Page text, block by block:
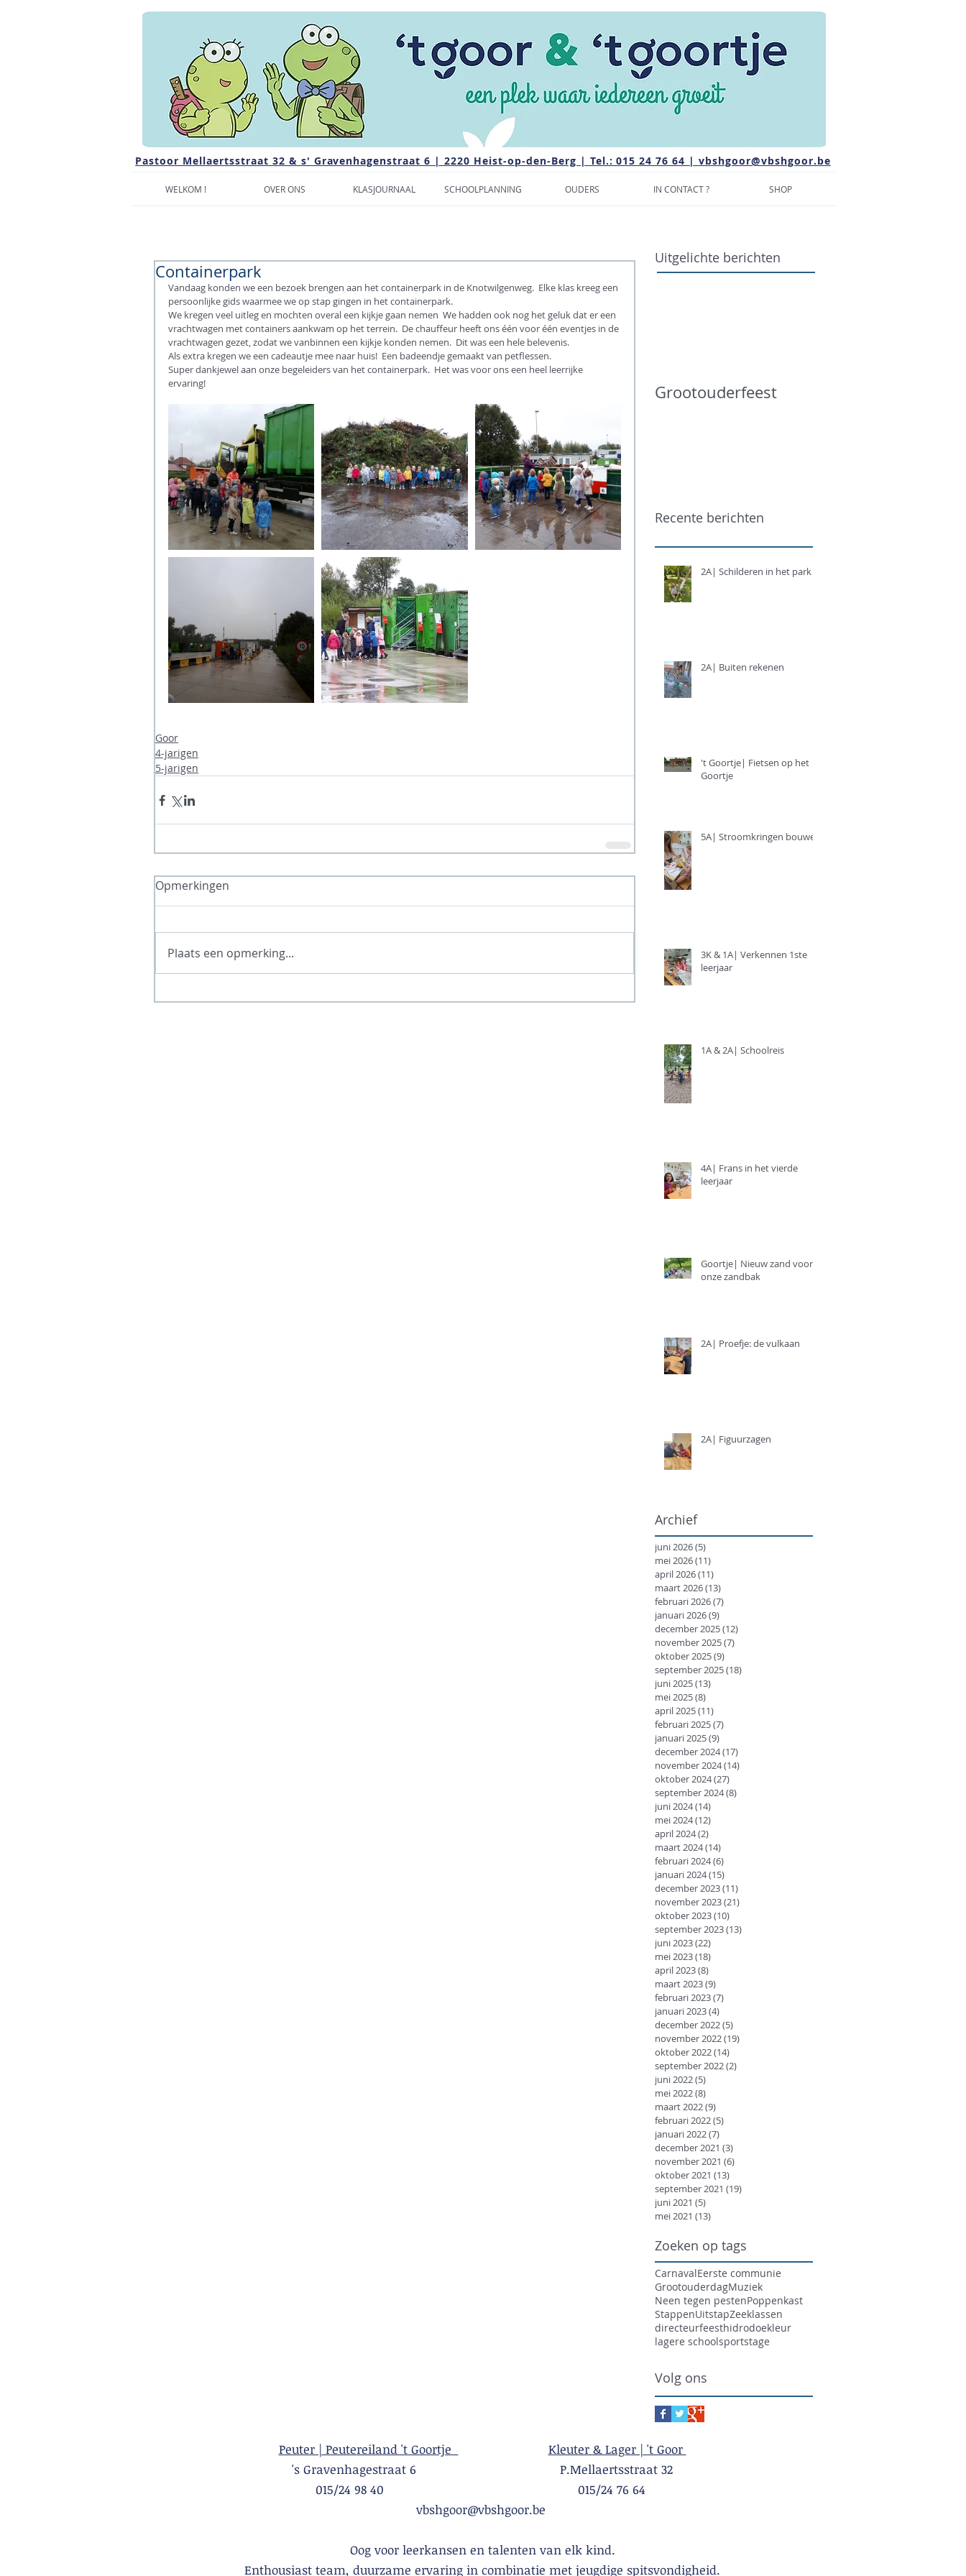
Pastoor Mellaertsstraat 32 & s' Gravenhagenstraat 6 | 2220 Heist-op-den-Berg | Tel.: 015 24 76 64 |vbshgoor@vbshgoor.be
WELKOM ! OVER ONS KLASJOURNAAL SCHOOLPLANNING OUDERS IN CONTACT ? SHOP
Containerpark
Vandaag konden we een bezoek brengen aan het containerpark in de Knotwilgenweg.  Elke klas kreeg een
persoonlijke gids waarmee we op stap gingen in het containerpark.
We kregen veel uitleg en mochten overal een kijkje gaan nemen  We hadden ook nog het geluk dat er een
vrachtwagen met containers aankwam op het terrein.  De chauffeur heeft ons één voor één eventjes in de
vrachtwagen gezet, zodat we vanbinnen een kijkje konden nemen.  Dit was een hele belevenis.
Als extra kregen we een cadeautje mee naar huis!  Een badeendje gemaakt van petflessen.
Super dankjewel aan onze begeleiders van het containerpark.  Het was voor ons een heel leerrijke
ervaring!
Goor
4-jarigen
5-jarigen
Opmerkingen
Plaats een opmerking...
Uitgelichte berichten
Grootouderfeest
Recente berichten
2A| Schilderen in het park
2A| Buiten rekenen
't Goortje| Fietsen op het
Goortje
5A| Stroomkringen bouwen
3K & 1A| Verkennen 1ste
leerjaar
1A & 2A| Schoolreis
4A| Frans in het vierde
leerjaar
Goortje| Nieuw zand voor
onze zandbak
2A| Proefje: de vulkaan
2A| Figuurzagen
Archief
juni 2026(5)
mei 2026(11)
april 2026(11)
maart 2026(13)
februari 2026(7)
januari 2026(9)
december 2025(12)
november 2025(7)
oktober 2025(9)
september 2025(18)
juni 2025(13)
mei 2025(8)
april 2025(11)
februari 2025(7)
januari 2025(9)
december 2024(17)
november 2024(14)
oktober 2024(27)
september 2024(8)
juni 2024(14)
mei 2024(12)
april 2024(2)
maart 2024(14)
februari 2024(6)
januari 2024(15)
december 2023(11)
november 2023(21)
oktober 2023(10)
september 2023(13)
juni 2023(22)
mei 2023(18)
april 2023(8)
maart 2023(9)
februari 2023(7)
januari 2023(4)
december 2022(5)
november 2022(19)
oktober 2022(14)
september 2022(2)
juni 2022(5)
mei 2022(8)
maart 2022(9)
februari 2022(5)
januari 2022(7)
december 2021 (3)
november 2021 (6)
oktober 2021 (13)
september 2021 (19)
juni 2021 (5)
mei 2021 (13)
Zoeken op tags
CarnavalEerste communie
GrootouderdagMuziek
Neen tegen pestenPoppenkast
StappenUitstapZeeklassen
directeurfeesthidrodoekleur
lagere schoolsportstage
Volg ons
Peuter | Peutereiland 't Goortje
Kleuter & Lager | 't Goor
's Gravenhagestraat 6 P.Mellaertsstraat 32
015/24 98 40 015/24 76 64
vbshgoor@vbshgoor.be
Oog voor leerkansen en talenten van elk kind.
Enthousiast team, duurzame ervaring in combinatie met jeugdige spitsvondigheid.